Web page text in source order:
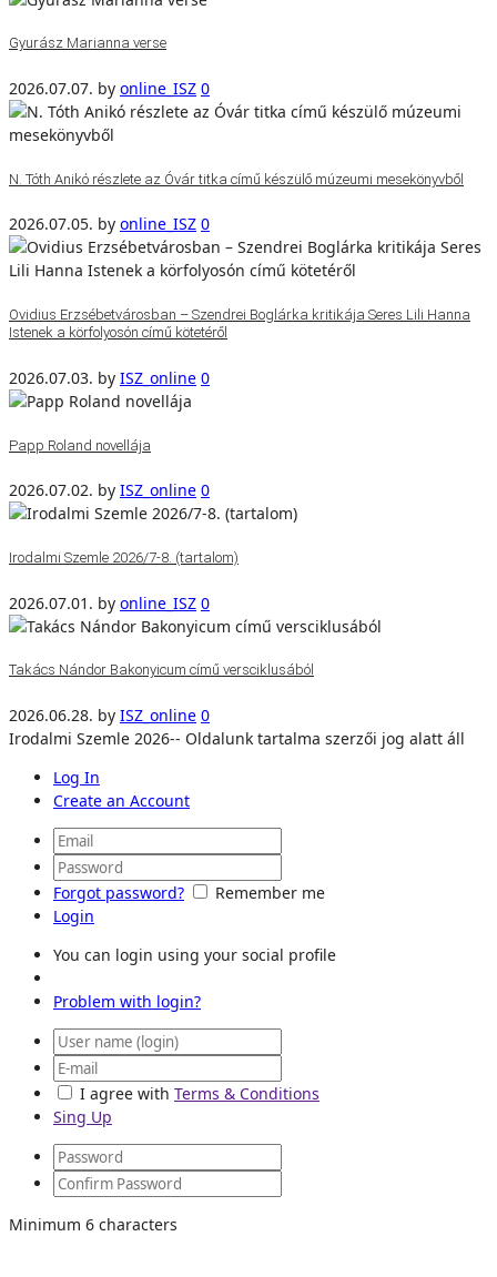
Gyurász Marianna verse
2026.07.07. by online_ISZ 0
N. Tóth Anikó részlete az Óvár titka című készülő múzeumi mesekönyvből
2026.07.05. by online_ISZ 0
Ovidius Erzsébetvárosban – Szendrei Boglárka kritikája Seres Lili Hanna
Istenek a körfolyosón című kötetéről
2026.07.03. by ISZ_online 0
Papp Roland novellája
2026.07.02. by ISZ_online 0
Irodalmi Szemle 2026/7-8. (tartalom)
2026.07.01. by online_ISZ 0
Takács Nándor Bakonyicum című versciklusából
2026.06.28. by ISZ_online 0
Irodalmi Szemle 2026-- Oldalunk tartalma szerzői jog alatt áll
Log In
Create an Account
Forgot password?
Remember me
Login
You can login using your social profile
Problem with login?
I agree with Terms & Conditions
Sing Up
Minimum 6 characters